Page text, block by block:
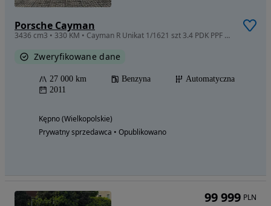
Porsche Cayman
3436 cm3 • 330 KM • Cayman R Unikat 1/1621 szt 3.4 PDK PPF po dużym SERWISIE w ASO IDEALNY
Zweryfikowane dane
27 000 km Benzyna
Automatyczna
2011
Kępno (Wielkopolskie)
Prywatny sprzedawca • Opublikowano
99 999 PLN